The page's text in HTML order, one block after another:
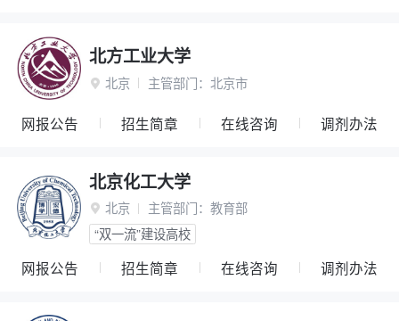
北方工业大学
 北京 主管部门： 北京市
网报公告 招生简章 在线咨询 调剂办法
北京化工大学
 北京 主管部门： 教育部
“双一流”建设高校
网报公告 招生简章 在线咨询 调剂办法